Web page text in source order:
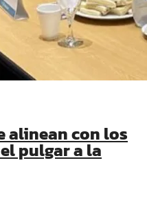
alinean con los
pulgar a la